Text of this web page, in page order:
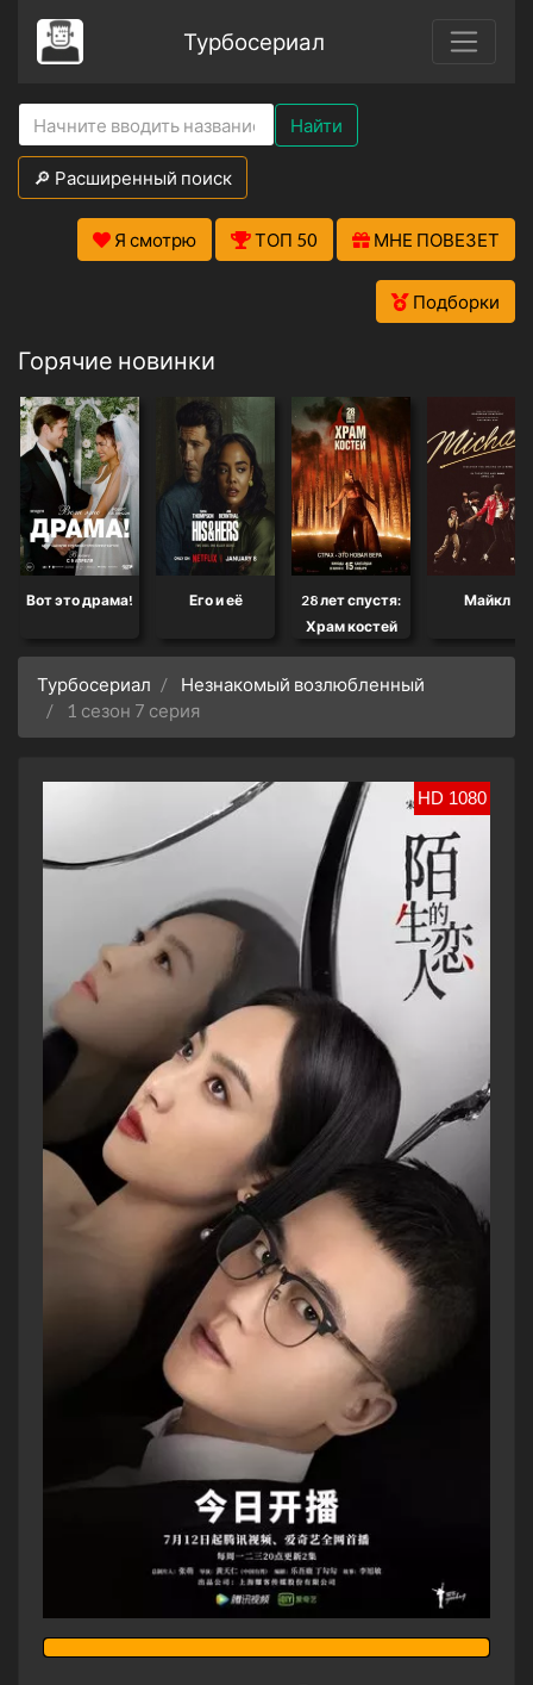
Турбосериал
Найти
🔎 Расширенный поиск
Я смотрю ТОП 50 МНЕ ПОВЕЗЕТ
Подборки
Горячие новинки
Вот это драма! Его и её
28 лет спустя:
Храм костей
Майкл
Турбосериал
Незнакомый возлюбленный
1 сезон 7 серия
HD 1080